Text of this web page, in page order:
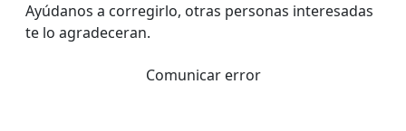
Ayúdanos a corregirlo, otras personas interesadas
te lo agradeceran.
Comunicar error